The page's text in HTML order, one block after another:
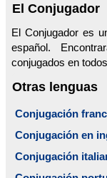
El Conjugador
El Conjugador es
español.
conjugados en
Otras lenguas
Conjugación
Conjugación en
Conjugación